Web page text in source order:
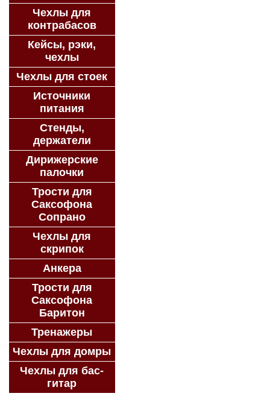
Чехлы для
контрабасов
Кейсы, рэки,
чехлы
Чехлы для стоек
Источники
питания
Стенды,
держатели
Дирижерские
палочки
Трости для
Саксофона
Сопрано
Чехлы для
скрипок
Анкера
Трости для
Саксофона
Баритон
Тренажеры
Чехлы для домры
Чехлы для бас-
гитар